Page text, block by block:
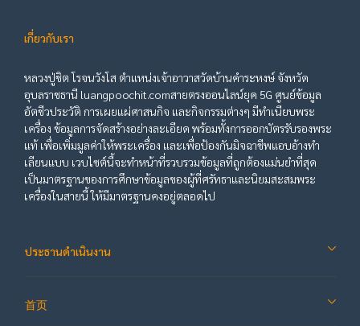
เกี่ยวกับเรา
หลวงปู่ชิต โรจนวังโส ตำแหน่งเจ้าอาวาสวัดบ้านคำระหงษ์ จังหวัด
อุบลราชธานี luangpoochit.comสายตรงออนไลน์ยุค 5G ศูนย์ข้อมูล
อัตชีวประวัติ การเผยแผ่ศาสนกิจ และกิจกรรมต่างๆ มีทำเนียบพระ
เครื่อง ข้อมูลการจัดสร้างอย่างละเอียด พร้อมทั้งการออกบัตรรับรองพระ
แท้ เพื่อเพิ่มมูลค่าให้พระเครื่อง และเพื่อป้องกันมิจฉาชีพแอบอ้างทำ
เลียนแบบ เวบไซต์นี้จะทำหน้าที่รวบรวมข้อมูลที่ถูกต้องแม่นยำที่สุด
เป็นมาตรฐานของการศึกษาข้อมูลของผู้ที่ศรัทธาและนิยมสะสมพระ
เครื่องในสายนี้ ให้มีมาตรฐานคงอยู่ตลอดไป
ประธานดำเนินงาน
首页